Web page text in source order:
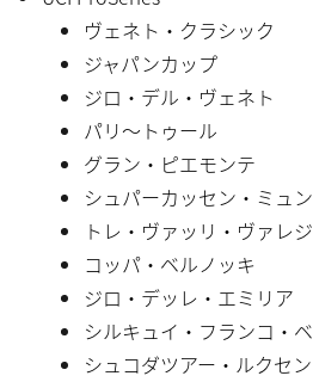
ヴェネト・クラシック
ジャパンカップ
ジロ・デル・ヴェネト
パリ〜トゥール
グラン・ピエモンテ
シュパーカッセン・ミュ
トレ・ヴァッリ・ヴァレ
コッパ・ベルノッキ
ジロ・デッレ・エミリア
シルキュイ・フランコ・
シュコダツアー・ルクセ